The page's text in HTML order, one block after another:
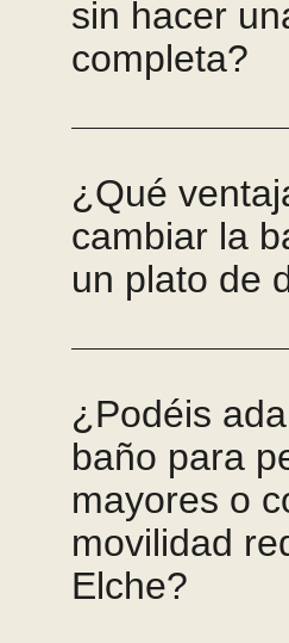
sin hacer
completa?
¿Qué
cambiar la
un plato de
¿Podéis
baño para
mayores o
movilidad
Elche?